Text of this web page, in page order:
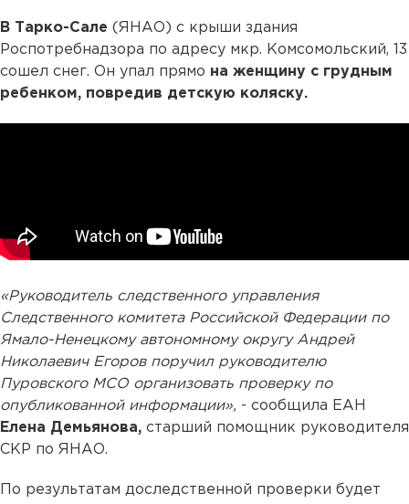
В Тарко-Сале (ЯНАО) с крыши здания
Роспотребнадзора по адресу мкр. Комсомольский, 13
сошел снег. Он упал прямо на женщину с грудным
ребенком, повредив детскую коляску.
«Руководитель следственного управления
Следственного комитета Российской Федерации по
Ямало-Ненецкому автономному округу Андрей
Николаевич Егоров поручил руководителю
Пуровского МСО организовать проверку по
опубликованной информации», - сообщила ЕАН
Елена Демьянова, старший помощник руководителя
СКР по ЯНАО.
По результатам доследственной проверки будет